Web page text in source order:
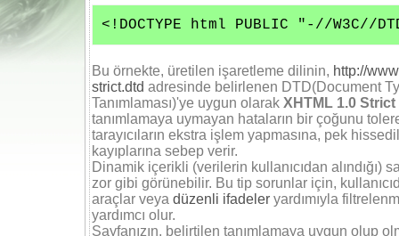
<!DOCTYPE html PUBLIC "-//
Bu örnekte, üretilen işaretleme dilinin, http://
strict.dtd adresinde belirlenen DTD(Document
Tanımlaması)'ye uygun olarak XHTML 1.0 Strict
tanımlamaya uymayan hataların bir çoğunu
tarayıcıların ekstra işlem yapmasına, pek
kayıplarına sebep verir.
Dinamik içerikli (verilerin kullanıcıdan alındığı)
zor gibi görünebilir. Bu tip sorunlar için,
araçlar veya düzenli ifadeler yardımıyla
yardımcı olur.
Sayfanızın, belirtilen tanımlamaya uygun olup